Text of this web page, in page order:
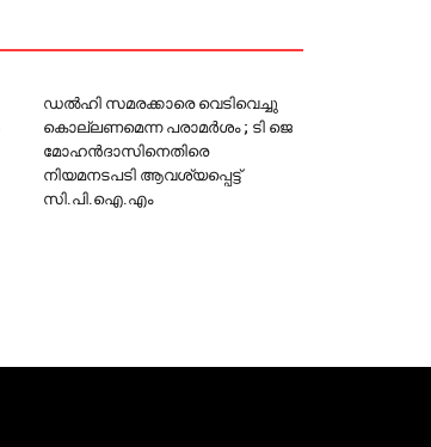
ഡല്‍ഹി സമരക്കാരെ വെടിവെച്ചു
കൊല്ലണമെന്ന പരാമര്‍ശം ; ടി ജെ
മോഹന്‍ദാസിനെതിരെ
നിയമനടപടി ആവശ്യപ്പെട്ട്
സി.പി.ഐ.എം